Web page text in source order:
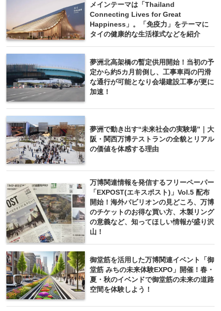
メインテーマは「Thailand
Connecting Lives for Great
Happiness」。「免疫力」をテーマに
タイの健康的な生活様式などを紹介
夢洲北高架橋の暫定供用開始！当初の予
定から約5カ月前倒し、工事車両の円滑
な通行が可能となり会場建設工事が更に
加速！
夢洲で動き出す“未来社会の実験場”｜大
阪・関西万博テストランの全貌とリアル
の価値を体感する理由
万博関連情報を発信するフリーペーパー
「EXPOST(エキスポスト)」Vol.5 配布
開始！海外パビリオンの見どころ、万博
のチケットのお得な買い方、木製リング
の意義など、知ってほしい情報が盛り沢
山！
御堂筋を活用した万博関連イベント「御
堂筋 みちの未来体験EXPO」開催！春・
夏・秋のイベンドで御堂筋の未来の道路
空間を体験しよう！